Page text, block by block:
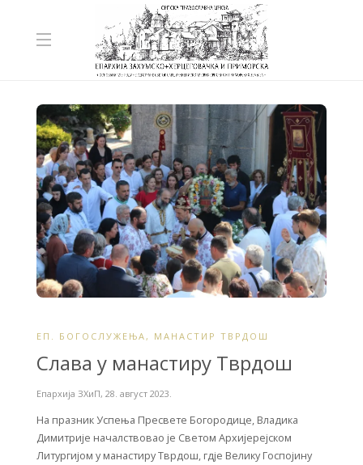
ЕП. БОГОСЛУЖЕЊА , МАНАСТИР ТВРДОШ
Слава у манастиру Тврдош
Епархија ЗХиП, 28. август 2023.
На празник Успења Пресвете Богородице, Владика
Димитрије началствовао је Светом Архијерејском
Литургијом у манастиру Тврдош, гдје Велику Госпојину